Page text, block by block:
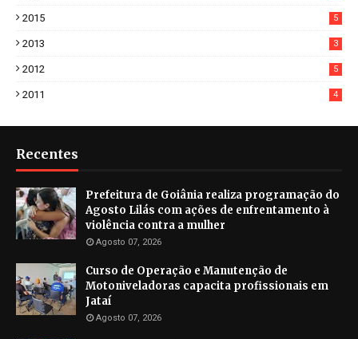
2015 5
2013 3
2012 5
2011 4
Recentes
Prefeitura de Goiânia realiza programação do
Agosto Lilás com ações de enfrentamento à
violência contra a mulher
Agosto 07, 2026
Curso de Operação e Manutenção de
Motoniveladoras capacita profissionais em
Jataí
Agosto 07, 2026